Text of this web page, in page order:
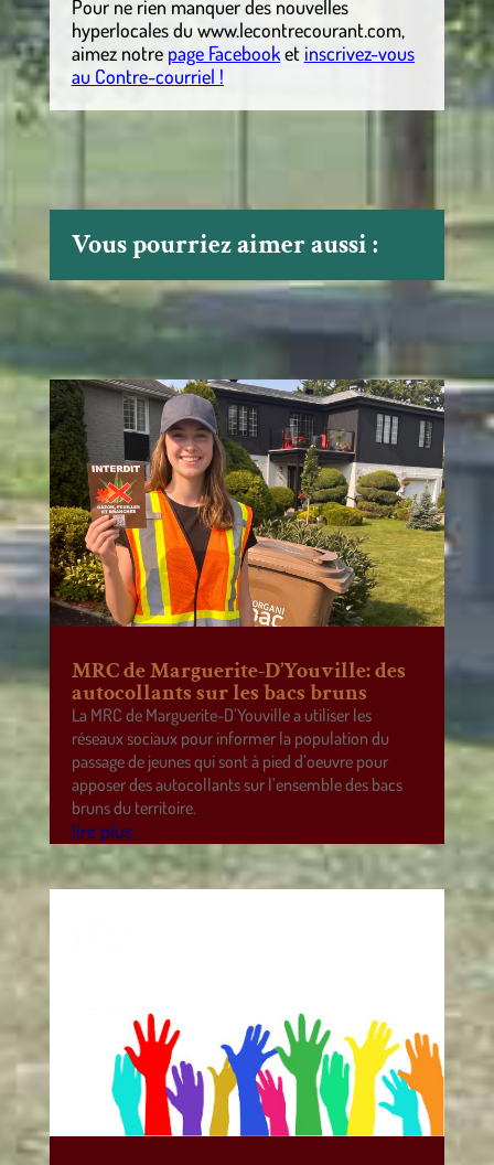
Pour ne rien manquer des nouvelles
hyperlocalesdu www.lecontrecourant.com,
aimez notre page Facebooket inscrivez-vous
au Contre-courriel !
Vous pourriez aimer aussi :
MRC de Marguerite-D’Youville: des
autocollants sur les bacs bruns
La MRC de Marguerite-D’Youville a utiliser les
réseaux sociaux pour informer la population du
passage de jeunes qui sont à pied d’oeuvre pour
apposer des autocollants sur l’ensemble des bacs
bruns du territoire.
lire plus